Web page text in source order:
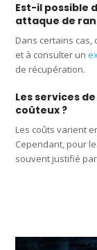
Est-il possible
attaque de
Dans certains cas,
et à consulter un
de récupération.
Les services
coûteux ?
Les coûts varient
Cependant, pour
souvent justifié